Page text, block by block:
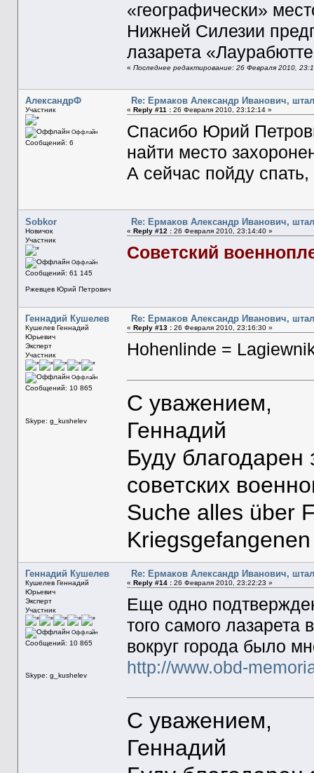
«географически»
Нижней Силезии
лазарета
« Последнее редактирование: 26 Февраля 2010,
АлександрФ
Участник
Оффлайн
Сообщений: 6
Re: Ермаков Александр Иванович,
« Reply #11 :26 Февраля 2010, 23:12:14 »
Спасибо Юрий
найти место
А сейчас пойду
Sobkor
Новичок
Участник
Оффлайн
Сообщений: 61 145
Ржевцев Юрий Петрович
Re: Ермаков Александр Иванович,
« Reply #12 :26 Февраля 2010, 23:14:40 »
Советский
Геннадий Кушелев
Кушелев Геннадий
Юрьевич
Эксперт
Участник
Оффлайн
Сообщений: 10 865
Skype: g_kushelev
Re: Ермаков Александр Иванович,
« Reply #13 :26 Февраля 2010, 23:16:30 »
Hohenlinde =
С уважением,
Геннадий
Буду
советских
Suche alles über
Kriegsgefangenen
Геннадий Кушелев
Кушелев Геннадий
Юрьевич
Эксперт
Участник
Оффлайн
Сообщений: 10 865
Skype: g_kushelev
Re: Ермаков Александр Иванович,
« Reply #14 :26 Февраля 2010, 23:22:23 »
Еще одно
того самого лазарета
вокруг города было
http://www.obd-
С уважением,
Геннадий